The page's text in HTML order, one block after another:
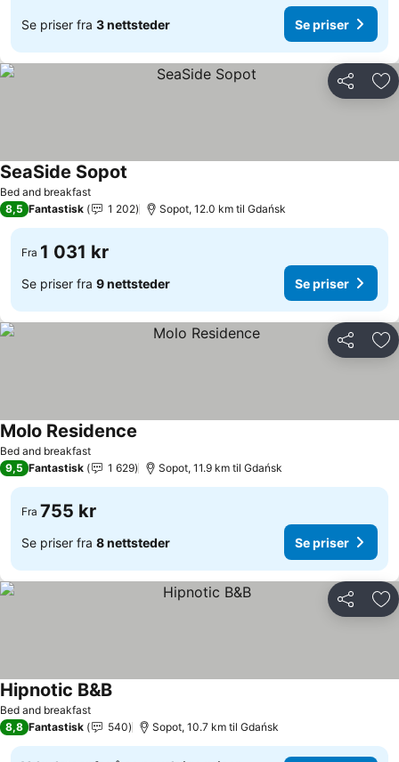
Se priser fra 3 nettsteder Se priser
Del
Bed and breakfast
SeaSide Sopot
8,5 Fantastisk 1 202 Sopot, 12.0 km til Gdańsk
Fra 1 031 kr
Se priser fra 9 nettsteder Se priser
Del
Bed and breakfast
Molo Residence
9,5 Fantastisk 1 629 Sopot, 11.9 km til Gdańsk
Fra 755 kr
Se priser fra 8 nettsteder Se priser
Del
Bed and breakfast
Hipnotic B&BSe priser
8,8 Fantastisk 540 Sopot, 10.7 km til Gdańsk